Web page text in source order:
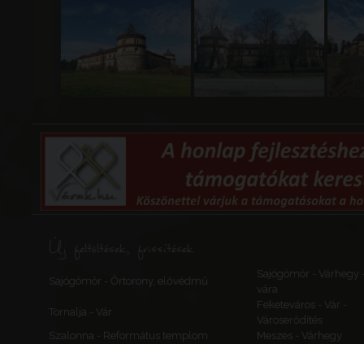
Új feltöltések, frissítések
Sajógömör - Őrtorony, elővédmű
Sajógömör - Várhegy
vára
Tornalja - Vár
Feketeváros - Vár -
Városerődítés
Szalonna - Református templom
Meszes - Várhegy